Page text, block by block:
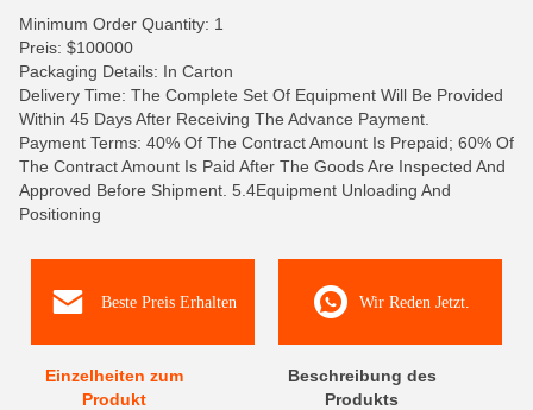
Minimum Order Quantity: 1
Preis: $100000
Packaging Details: In Carton
Delivery Time: The Complete Set Of Equipment Will Be Provided
Within 45 Days After Receiving The Advance Payment.
Payment Terms: 40% Of The Contract Amount Is Prepaid; 60% Of
The Contract Amount Is Paid After The Goods Are Inspected And
Approved Before Shipment. 5.4Equipment Unloading And
Positioning
Beste Preis Erhalten Wir Reden Jetzt.
Einzelheiten zum
Produkt
Beschreibung des
Produkts